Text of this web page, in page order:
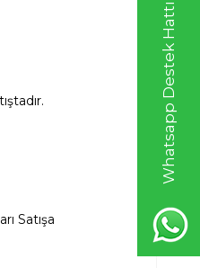
Whatsapp Destek Hattı
Satışa